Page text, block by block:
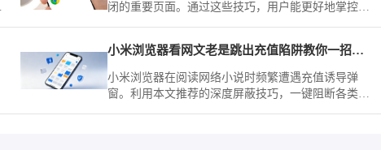
闭的重要页面。通过这些技巧，用户能更好地掌控多
小米浏览器看网文老是跳出充值陷阱教你一招彻底免疫
小米浏览器在阅读网络小说时频繁遭遇充值诱导弹
窗。利用本文推荐的深度屏蔽技巧，一键阻断各类恶